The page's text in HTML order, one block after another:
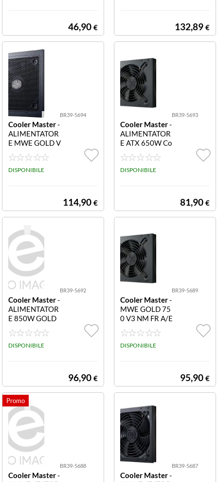
46,90 € 132,89 €
BR39-5694
Cooler Master-
ALIMENTATOR
E MWE GOLD V
3, 750W 80+ G
OLD, CYBENET
ICS FULL MOD
DISPONIBILE
114,90 €
BR39-5693
Cooler Master-
ALIMENTATOR
E ATX 650W Co
olerMaster MW
E GOLD V3 MP
E-6502-ACAAG
DISPONIBILE
81,90 €
BR39-5692
Cooler Master-
ALIMENTATOR
E 850W GOLD
80+ FAN 120M
M V3 230V MW
E ATX
DISPONIBILE
96,90 €
BR39-5689
Cooler Master-
MWE GOLD 75
0 V3 NM FR A/E
U CORD
DISPONIBILE
95,90 €
BR39-5688
Cooler Master-
BR39-5687
Cooler Master-